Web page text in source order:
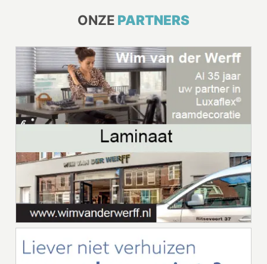
ONZE PARTNERS